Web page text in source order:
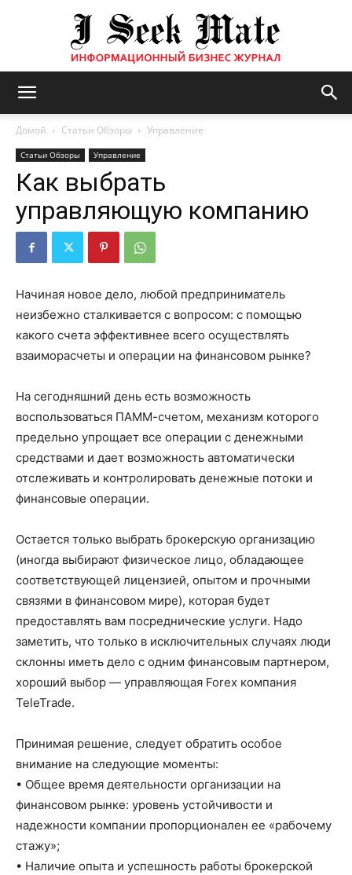
ISM
Домой Статьи Обзоры Управление
Статьи Обзоры Управление
Как выбрать
управляющую компанию
Начиная новое дело, любой предприниматель
неизбежно сталкивается с вопросом: с помощью
какого счета эффективнее всего осуществлять
взаиморасчеты и операции на финансовом рынке?
На сегодняшний день есть возможность
воспользоваться ПАММ-счетом, механизм которого
предельно упрощает все операции с денежными
средствами и дает возможность автоматически
отслеживать и контролировать денежные потоки и
финансовые операции.
Остается только выбрать брокерскую организацию
(иногда выбирают физическое лицо, обладающее
соответствующей лицензией, опытом и прочными
связями в финансовом мире), которая будет
предоставлять вам посреднические услуги. Надо
заметить, что только в исключительных случаях люди
склонны иметь дело с одним финансовым партнером,
хороший выбор — управляющая Forex компания
TeleTrade.
Принимая решение, следует обратить особое
внимание на следующие моменты:
• Общее время деятельности организации на
финансовом рынке: уровень устойчивости и
надежности компании пропорционален ее «рабочему
стажу»;
• Наличие опыта и успешность работы брокерской